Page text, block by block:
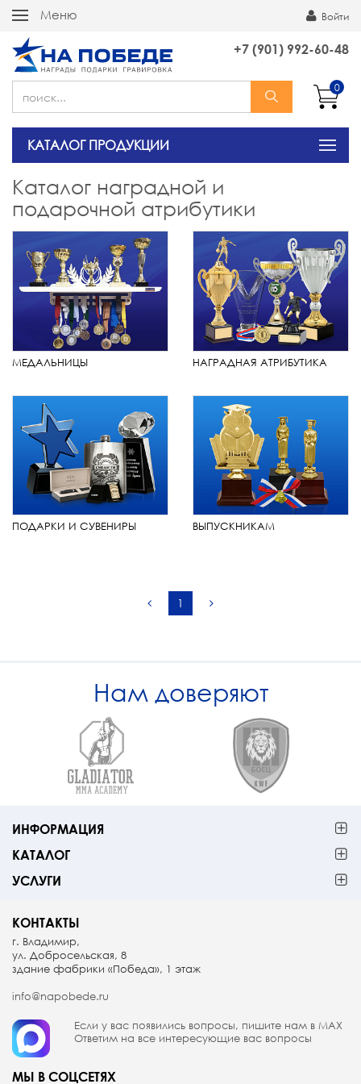
Меню Войти
+7 (901) 992-60-48
0
КАТАЛОГ ПРОДУКЦИИ
Каталог наградной и
подарочной атрибутики
МЕДАЛЬНИЦЫ НАГРАДНАЯ АТРИБУТИКА
ПОДАРКИ И СУВЕНИРЫ ВЫПУСКНИКАМ
1
Нам доверяют
ИНФОРМАЦИЯ
КАТАЛОГ
УСЛУГИ
КОНТАКТЫ
г. Владимир,
ул. Добросельская, 8
здание фабрики «Победа», 1 этаж
info@napobede.ru
Если у вас появились вопросы, пишите нам в МАX
Ответим на все интересующие вас вопросы
МЫ В СОЦСЕТЯХ